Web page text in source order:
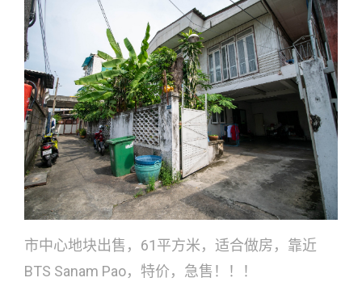
市中心地块出售，61平方米，适合做房，靠近
BTS Sanam Pao，特价，急售！！！